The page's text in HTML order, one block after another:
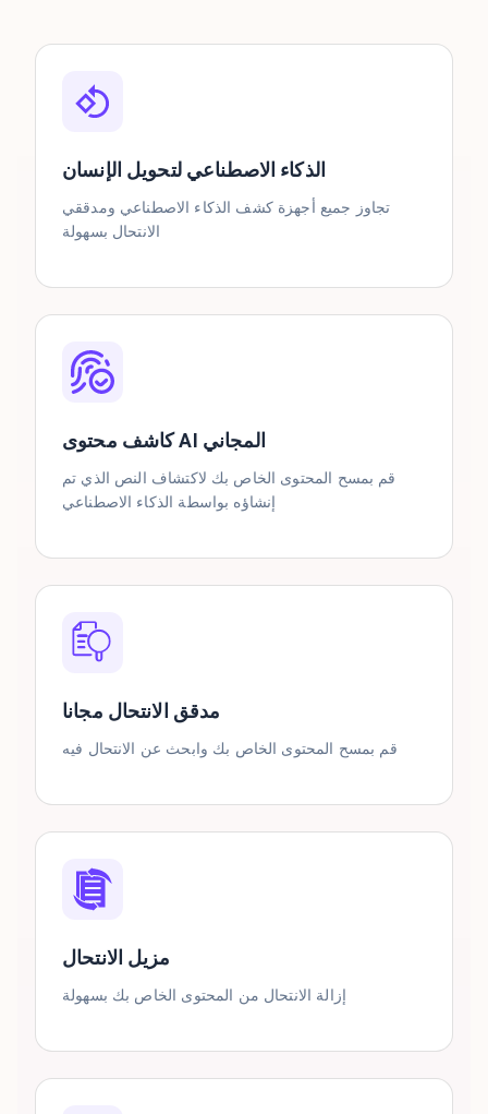
الذكاء الاصطناعي لتحويل الإنسان
تجاوز جميع أجهزة كشف الذكاء الاصطناعي ومدققي
الانتحال بسهولة
كاشف محتوى AI المجاني
قم بمسح المحتوى الخاص بك لاكتشاف النص الذي تم
إنشاؤه بواسطة الذكاء الاصطناعي
مدقق الانتحال مجانا
قم بمسح المحتوى الخاص بك وابحث عن الانتحال فيه
مزيل الانتحال
إزالة الانتحال من المحتوى الخاص بك بسهولة